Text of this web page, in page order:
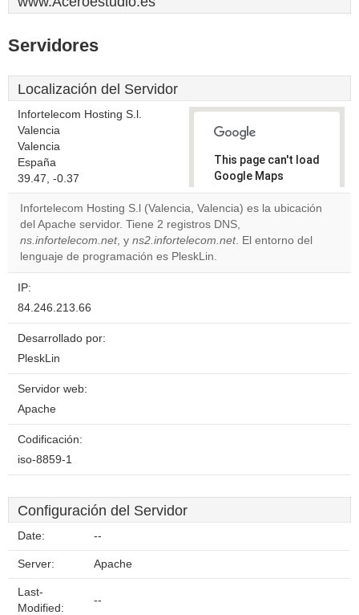
Servidores
Localización del Servidor
Infortelecom Hosting S.l.
Valencia
Valencia
España
39.47, -0.37
This page can't load
Google Maps
correctly.
Do you
own this
OK
Infortelecom Hosting S.l (Valencia, Valencia) es la ubicación
del Apache servidor. Tiene 2 registros DNS,
ns.infortelecom.net, y ns2.infortelecom.net. El entorno del
lenguaje de programación es PleskLin.
IP:
84.246.213.66
Desarrollado por:
PleskLin
Servidor web:
Apache
Codificación:
iso-8859-1
Configuración del Servidor
Date: --
Server: Apache
Last-
Modified:
--